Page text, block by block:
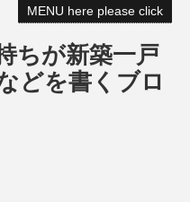
MENU here please click
ちが新築一戸
どを書くブロ